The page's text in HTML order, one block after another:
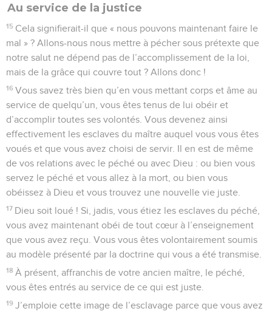
Au service de la justice
15 Cela signifierait-il que « nous pouvons maintenant faire le
mal » ? Allons-nous nous mettre à pécher sous prétexte que
notre salut ne dépend pas de l’accomplissement de la loi,
mais de la grâce qui couvre tout ? Allons donc !
16 Vous savez très bien qu’en vous mettant corps et âme au
service de quelqu’un, vous êtes tenus de lui obéir et
d’accomplir toutes ses volontés. Vous devenez ainsi
effectivement les esclaves du maître auquel vous vous êtes
voués et que vous avez choisi de servir. Il en est de même
de vos relations avec le péché ou avec Dieu : ou bien vous
servez le péché et vous allez à la mort, ou bien vous
obéissez à Dieu et vous trouvez une nouvelle vie juste.
17 Dieu soit loué ! Si, jadis, vous étiez les esclaves du péché,
vous avez maintenant obéi de tout cœur à l’enseignement
que vous avez reçu. Vous vous êtes volontairement soumis
au modèle présenté par la doctrine qui vous a été transmise.
18 À présent, affranchis de votre ancien maître, le péché,
vous êtes entrés au service de ce qui est juste.
19 J’emploie cette image de l’esclavage parce que vous avez